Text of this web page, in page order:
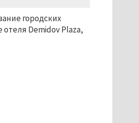
городских
Demidov Plaza,